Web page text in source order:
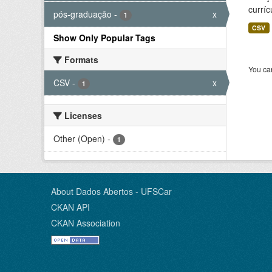
pós-graduação - 1
x
Show Only Popular Tags
Formats
CSV - 1 x
Licenses
Other (Open) - 1
CSV
You
About Dados Abertos - UFSCar
CKAN API
CKAN Association